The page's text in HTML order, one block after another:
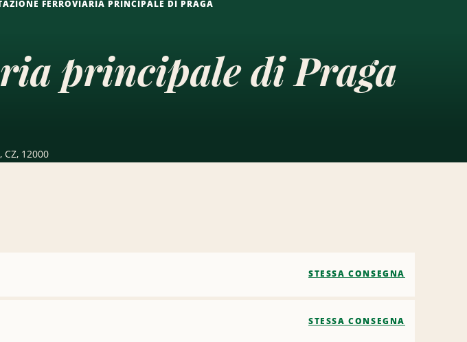
FERROVIARIA PRINCIPALE DI PRAGA
principale di Praga
12000
STESSA CONSEGNA
STESSA CONSEGNA